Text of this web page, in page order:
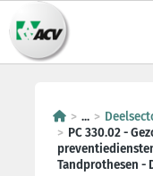
...
PC 330.02 -
Tandprothesen -